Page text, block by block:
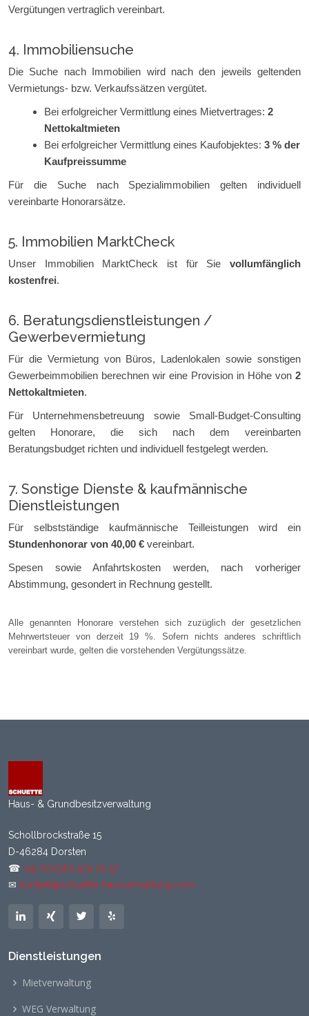
Vergütungen vertraglich vereinbart.
4. Immobiliensuche
Die Suche nach Immobilien wird nach den jeweils geltenden
Vermietungs- bzw. Verkaufssätzen vergütet.
Bei erfolgreicher Vermittlung eines Mietvertrages: 2
Nettokaltmieten
Bei erfolgreicher Vermittlung eines Kaufobjektes: 3 % der
Kaufpreissumme
Für die Suche nach Spezialimmobilien gelten individuell
vereinbarte Honorarsätze.
5. Immobilien MarktCheck
Unser Immobilien MarktCheck ist für Sie vollumfänglich
kostenfrei.
6. Beratungsdienstleistungen /
Gewerbevermietung
Für die Vermietung von Büros, Ladenlokalen sowie sonstigen
Gewerbeimmobilien berechnen wir eine Provision in Höhe von 2
Nettokaltmieten.
Für Unternehmensbetreuung sowie Small-Budget-Consulting
gelten Honorare, die sich nach dem vereinbarten
Beratungsbudget richten und individuell festgelegt werden.
7. Sonstige Dienste & kaufmännische
Dienstleistungen
Für selbstständige kaufmännische Teilleistungen wird ein
Stundenhonorar von 40,00 € vereinbart.
Spesen sowie Anfahrtskosten werden, nach vorheriger
Abstimmung, gesondert in Rechnung gestellt.
Alle genannten Honorare verstehen sich zuzüglich der gesetzlichen
Mehrwertsteuer von derzeit 19 %. Sofern nichts anderes schriftlich
vereinbart wurde, gelten die vorstehenden Vergütungssätze.
Haus- & Grundbesitzverwaltung
Schollbrockstraße 15
D-46284 Dorsten
☎ +49 (0)2362 974 70 57
✉ kontakt@schuette-hausverwaltung.com
Dienstleistungen
Mietverwaltung
WEG Verwaltung